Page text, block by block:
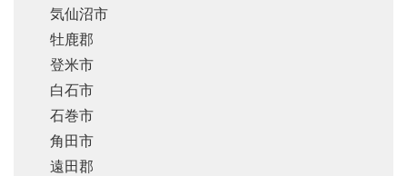
気仙沼市
牡鹿郡
登米市
白石市
石巻市
角田市
遠田郡